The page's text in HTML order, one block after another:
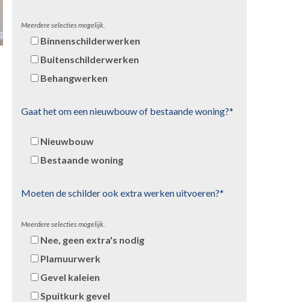
Meerdere selecties mogelijk.
Binnenschilderwerken
Buitenschilderwerken
Behangwerken
Gaat het om een nieuwbouw of bestaande woning?*
Nieuwbouw
Bestaande woning
Moeten de schilder ook extra werken uitvoeren?*
Meerdere selecties mogelijk.
Nee, geen extra's nodig
Plamuurwerk
Gevel kaleien
Spuitkurk gevel